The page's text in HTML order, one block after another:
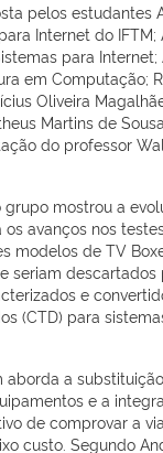
pelos estudantes
Internet do
para Internet;
em Computação;
Oliveira
Martins de
do professor
mostrou a
avanços nos
modelos de TV
seriam descartados
e
(CTD) para
a
e a
de comprovar a
custo. Segundo